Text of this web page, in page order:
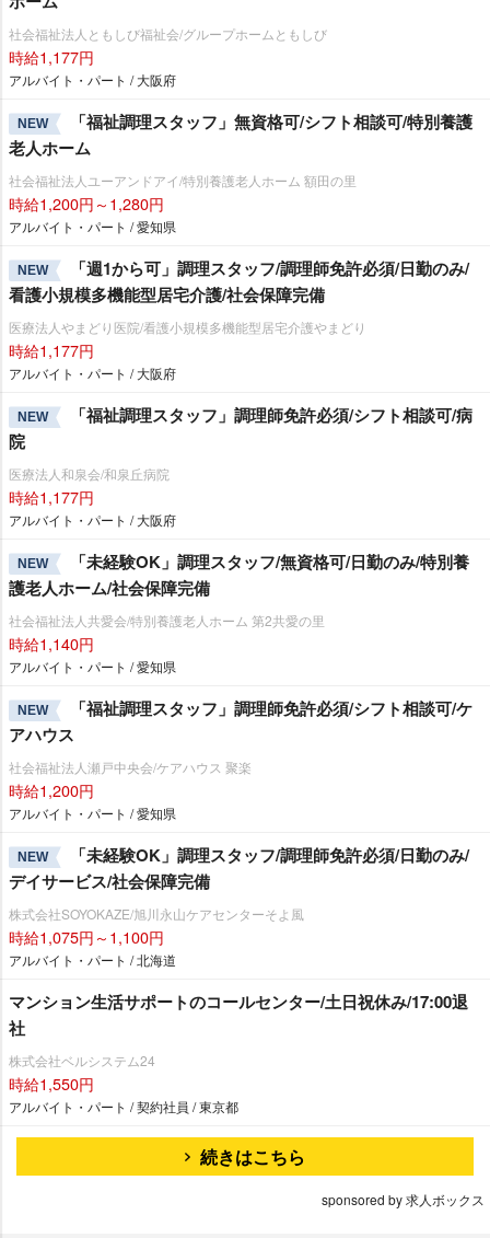
社会福祉法人ともしび福祉会/グループホームともしび
時給1,177円
アルバイト・パート / 大阪府
NEW
「福祉調理スタッフ」無資格可/シフト相談可/特別養護
老人ホーム
社会福祉法人ユーアンドアイ/特別養護老人ホーム 額田の里
時給1,200円～1,280円
アルバイト・パート / 愛知県
NEW
「週1から可」調理スタッフ/調理師免許必須/日勤のみ/
看護小規模多機能型居宅介護/社会保障完備
医療法人やまどり医院/看護小規模多機能型居宅介護やまどり
時給1,177円
アルバイト・パート / 大阪府
NEW
「福祉調理スタッフ」調理師免許必須/シフト相談可/病
院
医療法人和泉会/和泉丘病院
時給1,177円
アルバイト・パート / 大阪府
NEW
「未経験OK」調理スタッフ/無資格可/日勤のみ/特別養
護老人ホーム/社会保障完備
社会福祉法人共愛会/特別養護老人ホーム 第2共愛の里
時給1,140円
アルバイト・パート / 愛知県
NEW
「福祉調理スタッフ」調理師免許必須/シフト相談可/ケ
アハウス
社会福祉法人瀬戸中央会/ケアハウス 聚楽
時給1,200円
アルバイト・パート / 愛知県
NEW
「未経験OK」調理スタッフ/調理師免許必須/日勤のみ/
デイサービス/社会保障完備
株式会社SOYOKAZE/旭川永山ケアセンターそよ風
時給1,075円～1,100円
アルバイト・パート / 北海道
マンション生活サポートのコールセンター/土日祝休み/17:00退
社
株式会社ベルシステム24
時給1,550円
アルバイト・パート / 契約社員 / 東京都
続きはこちら
sponsored by 求人ボックス